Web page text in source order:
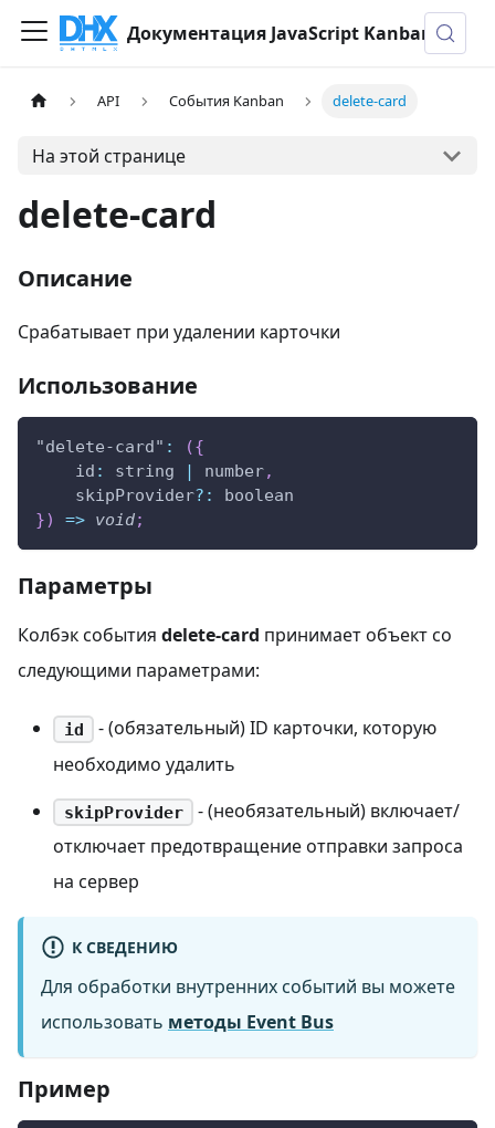
Документация JavaScript Kanban
API События Kanban delete-card
На этой странице
delete-card
Описание
Срабатывает при удалении карточки
Использование
"delete-card" : ({
id : string | number,
    skipProvider
? :
boolean
}) => void;
Параметры
Колбэк события delete-card принимает объект со
следующими параметрами:
id
- (обязательный) ID карточки, которую
необходимо удалить
skipProvider
- (необязательный) включает/
отключает предотвращение отправки запроса
на сервер
К СВЕДЕНИЮ
Для обработки внутренних событий вы можете
использовать методы Event Bus
Пример